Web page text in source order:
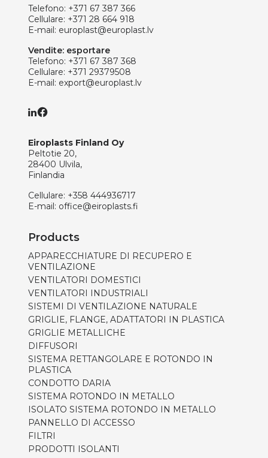
Telefono: +371 67 387 366
Cellulare: +371 28 664 918
E-mail: europlast@europlast.lv
Vendite: esportare
Telefono: +371 67 387 368
Cellulare: +371 29379508
E-mail: export@europlast.lv
Eiroplasts Finland Oy
Peltotie 20,
28400 Ulvila,
Finlandia
Cellulare: +358 444936717
E-mail: office@eiroplasts.fi
Products
APPARECCHIATURE DI RECUPERO E
VENTILAZIONE
VENTILATORI DOMESTICI
VENTILATORI INDUSTRIALI
SISTEMI DI VENTILAZIONE NATURALE
GRIGLIE, FLANGE, ADATTATORI IN PLASTICA
GRIGLIE METALLICHE
DIFFUSORI
SISTEMA RETTANGOLARE E ROTONDO IN
PLASTICA
CONDOTTO DARIA
SISTEMA ROTONDO IN METALLO
ISOLATO SISTEMA ROTONDO IN METALLO
PANNELLO DI ACCESSO
FILTRI
PRODOTTI ISOLANTI